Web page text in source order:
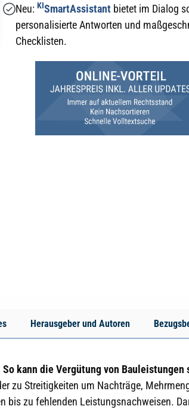
Neu: KISmartAssistantbietet im Dialog
personalisierte Antworten und
Checklisten.
Herausgeber und Autoren
kann die Vergütung von
zu Streitigkeiten um Nachträge,
zu fehlenden Leistungsnachweisen.